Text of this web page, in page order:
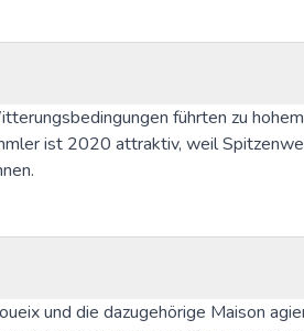
führten zu
ist 2020 attraktiv, weil
und die dazugehörige Maison